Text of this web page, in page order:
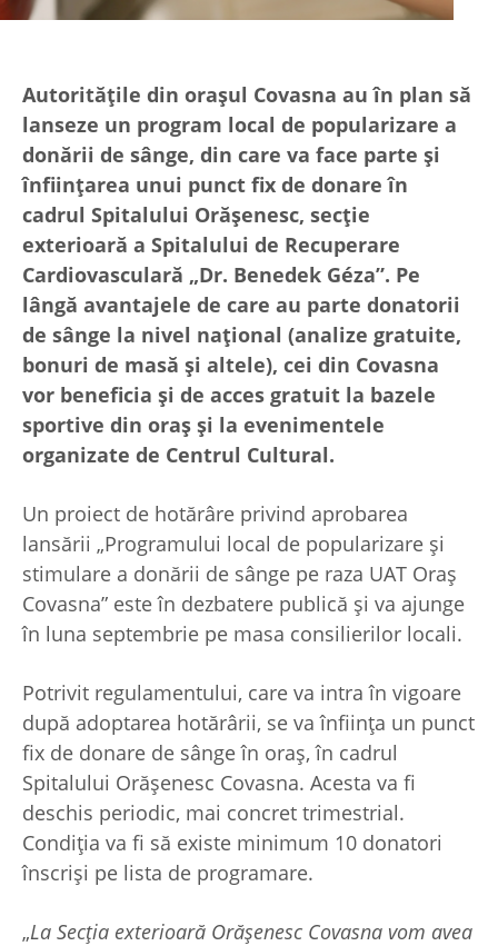
Autoritățile din orașul Covasna au în plan să
lanseze un program local de popularizare a
donării de sânge, din care va face parte și
înființarea unui punct fix de donare în
cadrul Spitalului Orășenesc, secție
exterioară a Spitalului de Recuperare
Cardiovasculară „Dr. Benedek Géza”. Pe
lângă avantajele de care au parte donatorii
de sânge la nivel național (analize gratuite,
bonuri de masă și altele), cei din Covasna
vor beneficia și de acces gratuit la bazele
sportive din oraș și la evenimentele
organizate de Centrul Cultural.
Un proiect de hotărâre privind aprobarea
lansării „Programului local de popularizare și
stimulare a donării de sânge pe raza UAT Oraș
Covasna” este în dezbatere publică și va ajunge
în luna septembrie pe masa consilierilor locali.
Potrivit regulamentului, care va intra în vigoare
după adoptarea hotărârii, se va înființa un punct
fix de donare de sânge în oraș, în cadrul
Spitalului Orășenesc Covasna. Acesta va fi
deschis periodic, mai concret trimestrial.
Condiția va fi să existe minimum 10 donatori
înscriși pe lista de programare.
„La Secția exterioară Orășenesc Covasna vom avea